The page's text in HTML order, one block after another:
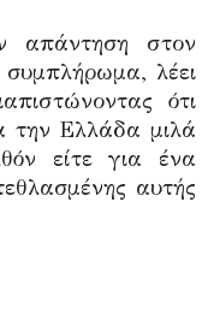
απάντηση στον
λέει
ότι
την Ελλάδα μιλά
είτε για ένα
αυτής